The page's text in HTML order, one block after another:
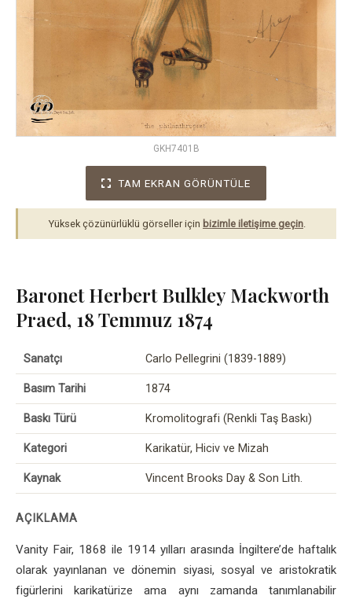
GKH7401B
TAM EKRAN GÖRÜNTÜLE
Yüksek çözünürlüklü görseller için bizimle iletişime geçin.
Baronet Herbert Bulkley Mackworth
Praed, 18 Temmuz 1874
Sanatçı Carlo Pellegrini (1839-1889)
Basım Tarihi 1874
Baskı Türü Kromolitografi (Renkli Taş Baskı)
Kategori Karikatür, Hiciv ve Mizah
Kaynak Vincent Brooks Day & Son Lith.
AÇIKLAMA
Vanity Fair, 1868 ile 1914 yılları arasında İngiltere’de haftalık
olarak yayınlanan ve dönemin siyasi, sosyal ve aristokratik
figürlerini karikatürize ama aynı zamanda tanımlanabilir